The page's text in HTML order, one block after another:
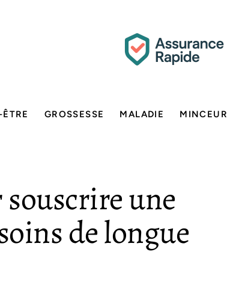
GROSSESSE MALADIE MINCEUR
une
de longue